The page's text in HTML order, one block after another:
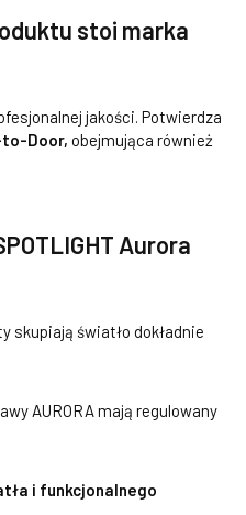
stoi marka
jakości. Potwierdza
Door, obejmująca również
Aurora
skupiają światło dokładnie
AURORA mają regulowany
i funkcjonalnego